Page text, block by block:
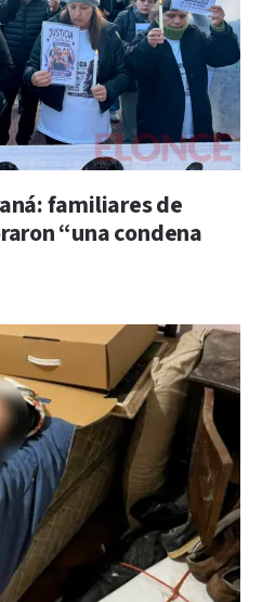
familiares de
“una condena